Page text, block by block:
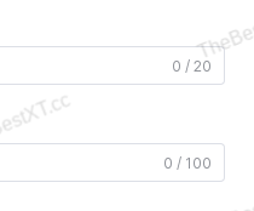
0 / 20
0 / 100